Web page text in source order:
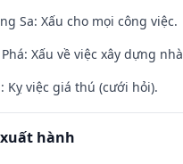
Sa: Xấu cho mọi công việc.
Xấu về việc xây dựng
Kỵ việc giá thú (cưới hỏi).
hành